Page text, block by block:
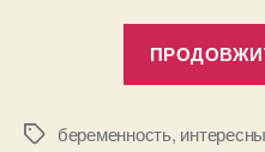
Позначкибеременность,